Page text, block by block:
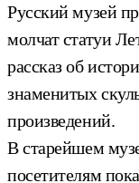
Русский музей
молчат статуи
рассказ об
знаменитых
произведений.
В старейшем
посетителям